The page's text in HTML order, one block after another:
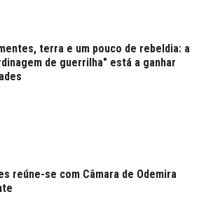
terra e um pouco de rebeldia: a
de guerrilha" está a ganhar
reúne-se com Câmara de Odemira